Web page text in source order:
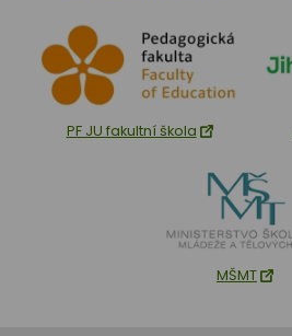
PF JU fakultní škola
MŠMT